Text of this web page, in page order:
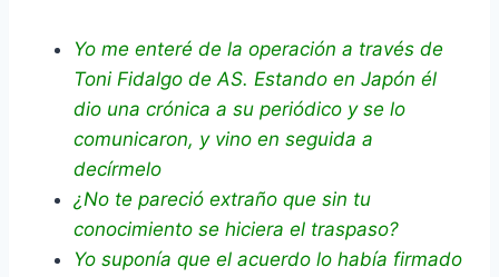
Yo me enteré de la operación a través de
Toni Fidalgo de AS. Estando en Japón él
dio una crónica a su periódico y se lo
comunicaron, y vino en seguida a
decírmelo
¿No te pareció extraño que sin tu
conocimiento se hiciera el traspaso?
Yo suponía que el acuerdo lo había firmado